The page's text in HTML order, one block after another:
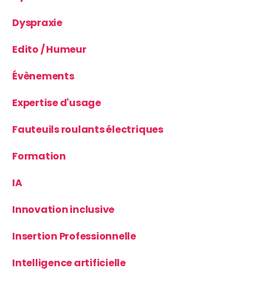
Dyspraxie
Edito / Humeur
Évènements
Expertise d'usage
Fauteuils roulants électriques
Formation
IA
Innovation inclusive
Insertion Professionnelle
Intelligence artificielle